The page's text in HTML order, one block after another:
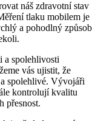
náš zdravotní stav
tlaku mobilem je
a pohodlný způsob
a spolehlivosti
vás ujistit, že
spolehlivé. Vývojáři
kontrolují kvalitu
přesnost.